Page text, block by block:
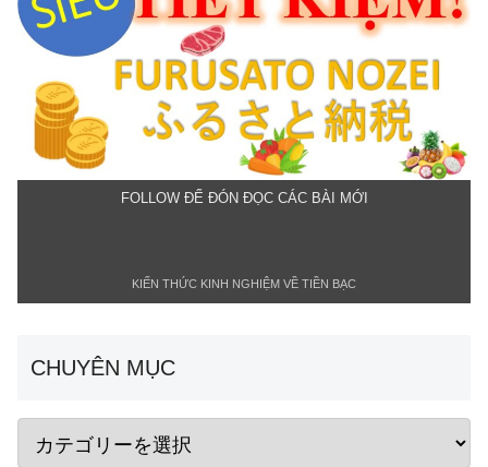
FOLLOW ĐỂ ĐÓN ĐỌC CÁC BÀI MỚI
KIẾN THỨC KINH NGHIỆM VỀ TIỀN BẠC
CHUYÊN MỤC